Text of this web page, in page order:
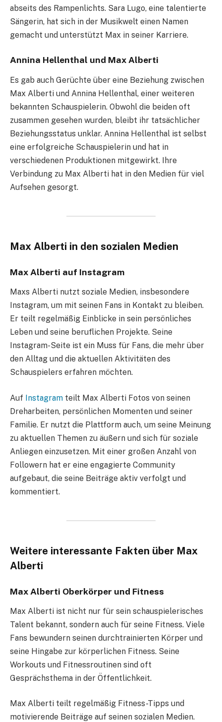
abseits des Rampenlichts. Sara Lugo, eine talentierte
Sängerin, hat sich in der Musikwelt einen Namen
gemacht und unterstützt Max in seiner Karriere.
Annina Hellenthal und Max Alberti
Es gab auch Gerüchte über eine Beziehung zwischen
Max Alberti und Annina Hellenthal, einer weiteren
bekannten Schauspielerin. Obwohl die beiden oft
zusammen gesehen wurden, bleibt ihr tatsächlicher
Beziehungsstatus unklar. Annina Hellenthal ist selbst
eine erfolgreiche Schauspielerin und hat in
verschiedenen Produktionen mitgewirkt. Ihre
Verbindung zu Max Alberti hat in den Medien für viel
Aufsehen gesorgt.
Max Alberti in den sozialen Medien
Max Alberti auf Instagram
Maxs Alberti nutzt soziale Medien, insbesondere
Instagram, um mit seinen Fans in Kontakt zu bleiben.
Er teilt regelmäßig Einblicke in sein persönliches
Leben und seine beruflichen Projekte. Seine
Instagram-Seite ist ein Muss für Fans, die mehr über
den Alltag und die aktuellen Aktivitäten des
Schauspielers erfahren möchten.
Auf Instagram teilt Max Alberti Fotos von seinen
Dreharbeiten, persönlichen Momenten und seiner
Familie. Er nutzt die Plattform auch, um seine Meinung
zu aktuellen Themen zu äußern und sich für soziale
Anliegen einzusetzen. Mit einer großen Anzahl von
Followern hat er eine engagierte Community
aufgebaut, die seine Beiträge aktiv verfolgt und
kommentiert.
Weitere interessante Fakten über Max
Alberti
Max Alberti Oberkörper und Fitness
Max Alberti ist nicht nur für sein schauspielerisches
Talent bekannt, sondern auch für seine Fitness. Viele
Fans bewundern seinen durchtrainierten Körper und
seine Hingabe zur körperlichen Fitness. Seine
Workouts und Fitnessroutinen sind oft
Gesprächsthema in der Öffentlichkeit.
Max Alberti teilt regelmäßig Fitness-Tipps und
motivierende Beiträge auf seinen sozialen Medien.